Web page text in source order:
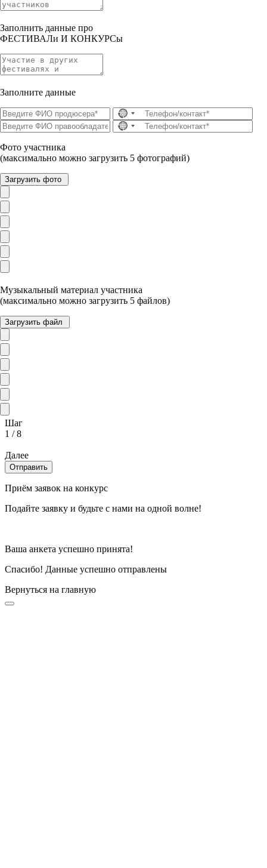
Заполнить данные про
ФЕСТИВАЛи И КОНКУРСы
Заполните данные
Фото участника
(максимально можно загрузить 5 фотографий)
Загрузить фото
Музыкальный материал участника
(максимально можно загрузить 5 файлов)
Загрузить файл
Шаг
1 /8
Далее
Приём заявок на конкурс
Подайте заявку и будьте с нами на одной волне!
Ваша анкета успешно принята!
Спасибо! Данные успешно отправлены
Вернуться на главную